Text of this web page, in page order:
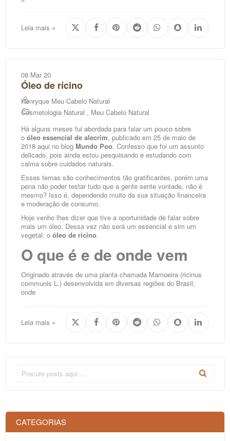
Leia mais »
08 Mar 20
Óleo de rícino
Henryque Meu Cabelo Natural
Cosmetologia Natural , Meu Cabelo Natural
Há alguns meses fui abordada para falar um pouco sobre
o óleo essencial de alecrim, publicado em 25 de maio de
2018 aqui no blog Mundo Poo. Confesso que foi um assunto
delicado, pois ainda estou pesquisando e estudando com
calma sobre cuidados naturais.
Esses temas são conhecimentos tão gratificantes, porém uma
pena não poder testar tudo que a gente sente vontade, não é
mesmo? Isso é, dependendo muito da sua situação financeira
e moderação de consumo.
Hoje venho lhes dizer que tive a oportunidade de falar sobre
mais um óleo. Dessa vez não será um essencial e sim um
vegetal: o óleo de rícino.
O que é e de onde vem
Originado através de uma planta chamada Mamoeira (ricinus
communis L.) desenvolvida em diversas regiões do Brasil,
onde
Leia mais »
CATEGORIAS